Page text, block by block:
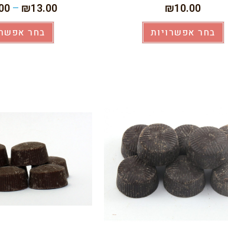
₪10.00
בחר אפשרויות
₪13.00
–
בחר